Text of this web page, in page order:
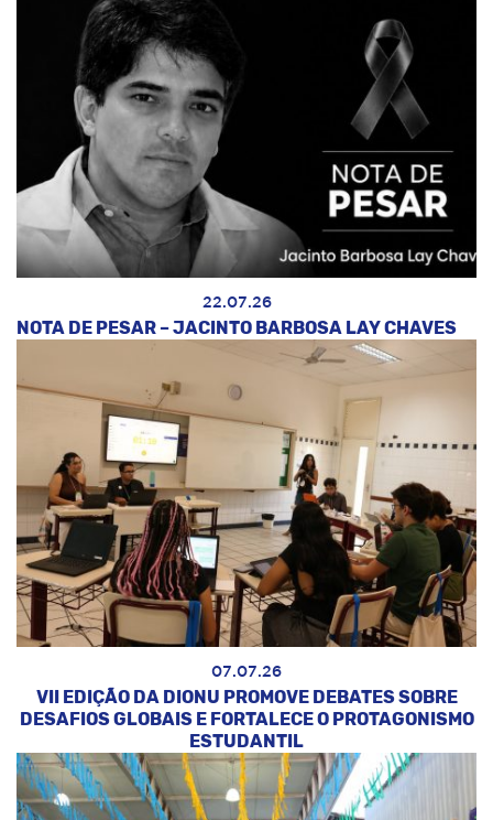
22.07.26
NOTA DE PESAR – JACINTO BARBOSA LAY CHAVES
07.07.26
VII EDIÇÃO DA DIONU PROMOVE DEBATES SOBRE
DESAFIOS GLOBAIS E FORTALECE O PROTAGONISMO
ESTUDANTIL